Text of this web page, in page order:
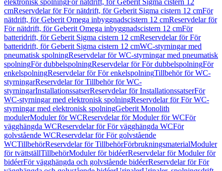
elektronisk spolningFör nätdrift, för Geberit Sigma cistern 12
cmReservdelar för För nätdrift, för Geberit Sigma cistern 12 cmFör
nätdrift, för Geberit Omega inbyggnadscistern 12 cmReservdelar för
För nätdrift, för Geberit Omega inbyggnadscistern 12 cmFör
batteridrift, för Geberit Sigma cistern 12 cmReservdelar för För
batteridrift, för Geberit Sigma cistern 12 cmWC-styrningar med
pneumatisk spolningReservdelar för WC-styrningar med pneumatisk
spolningFör dubbelspolningReservdelar för För dubbelspolningFör
enkelspolningReservdelar för För enkelspolningTillbehör för WC-
styrningarReservdelar för Tillbehör för WC-
styrningarInstallationssatserReservdelar för InstallationssatserFör
WC-styrningar med elektronisk spolningReservdelar för För WC-
styrningar med elektronisk spolningGeberit Monolith
modulerModuler för WCReservdelar för Moduler för WCFör
vägghängda WCReservdelar för För vägghängda WCFör
golvstående WCReservdelar för För golvstående
WCTillbehörReservdelar för TillbehörFörbrukningsmaterialModuler
för tvättställTillbehörModuler för bidéerReservdelar för Moduler för
bidéerFör vägghängda och golvstående bidéerReservdelar för För